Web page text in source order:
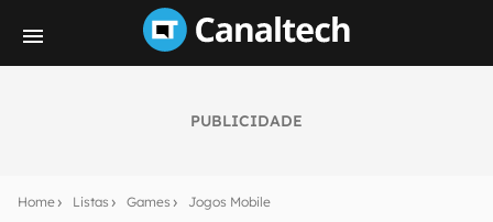
PUBLICIDADE
Home Listas Games Jogos Mobile
notícias e reviews sobre tecnologia em primeira